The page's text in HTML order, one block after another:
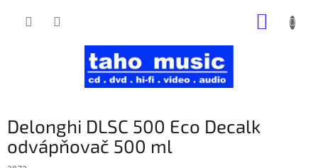
Delonghi DLSC 500 Eco Decalk
odvápňovač 500 ml